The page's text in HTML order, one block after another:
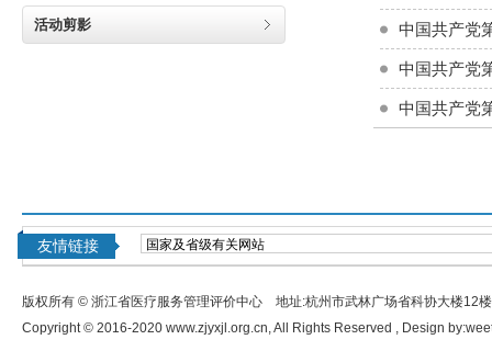
活动剪影 中国共产党
中国共产党
中国共产党
友情链接
版权所有 © 浙江省医疗服务管理评价中心 地址:杭州市武林广场省科协大楼12
Copyright © 2016-2020 www.zjyxjl.org.cn, All Rights Reserved , Design by: